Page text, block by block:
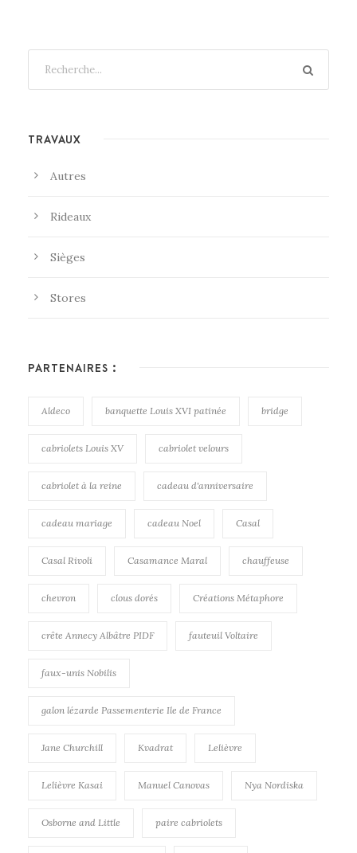
TRAVAUX
Autres
Rideaux
Sièges
Stores
PARTENAIRES :
Aldeco banquette Louis XVI patinée bridge
cabriolets Louis XV cabriolet velours
cabriolet à la reine cadeau d'anniversaire
cadeau mariage cadeau Noel Casal
Casal Rivoli Casamance Maral chauffeuse
chevron clous dorés Créations Métaphore
crête Annecy Albâtre PIDF fauteuil Voltaire
faux-unis Nobilis
galon lézarde Passementerie Ile de France
Jane Churchill Kvadrat Lelièvre
Lelièvre Kasai Manuel Canovas Nya Nordiska
Osborne and Little paire cabriolets